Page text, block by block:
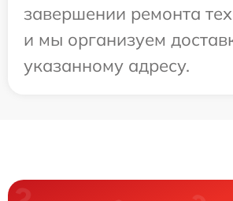
завершении ремонта
и мы организуем
указанному адресу.